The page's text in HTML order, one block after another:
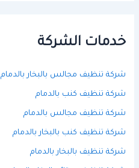
ن
خدمات الشركة
شركة تنظيف مجالس بالبخار بالدمام
شركة تنظيف كنب بالدمام
شركة تنظيف مجالس بالدمام
شركة تنظيف كنب بالبخار بالدمام
شركة تنظيف بالبخار بالدمام